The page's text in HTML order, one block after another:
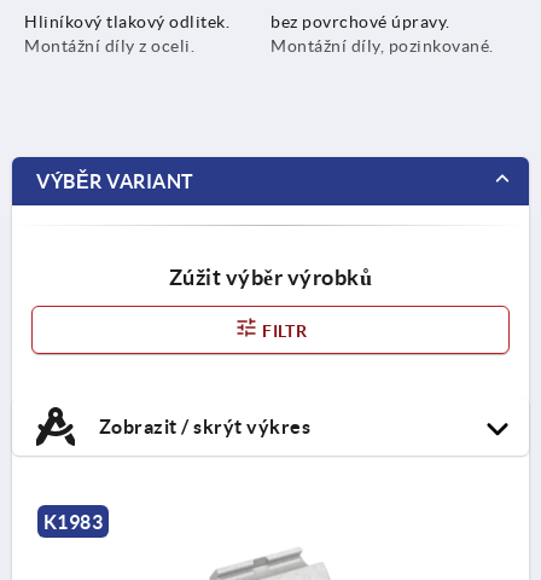
Hliníkový tlakový odlitek.
Montážní díly z oceli.
bez povrchové úpravy.
Montážní díly, pozinkované.
VÝBĚR VARIANT
Zúžit výběr výrobků
FILTR
Zobrazit / skrýt výkres
K1983